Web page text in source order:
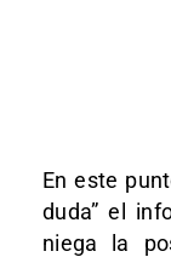
En este
duda” el
niega la